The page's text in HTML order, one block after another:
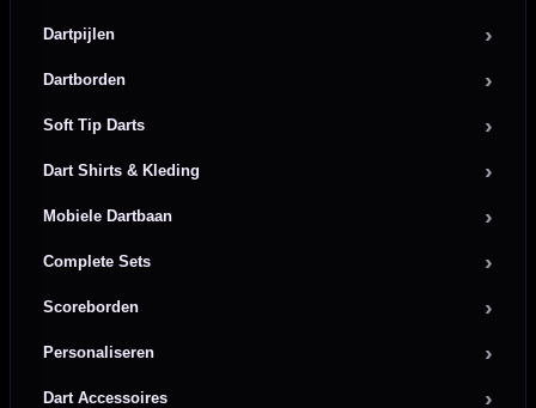
Dartpijlen
Dartborden
Soft Tip Darts
Dart Shirts & Kleding
Mobiele Dartbaan
Complete Sets
Scoreborden
Personaliseren
Dart Accessoires